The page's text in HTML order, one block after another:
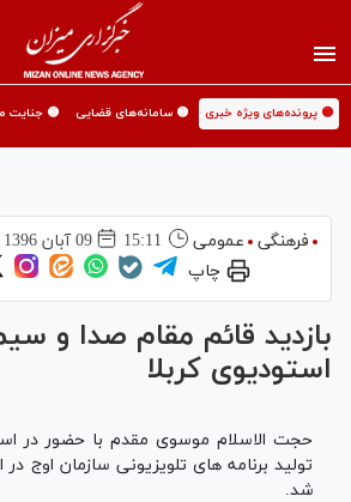
🟡 پرونده‌های ویژه خبری 🟡 سامانه‌های قضایی 🟡 جنایت
فرهنگی عمومی 15:11 09 آبان 1396
چاپ
بازدید قائم مقام صدا و
استودیوی کربلا
حجت الاسلام موسوی مقدم با حضور در
تولید برنامه های تلویزیونی سازمان اوج
شد.